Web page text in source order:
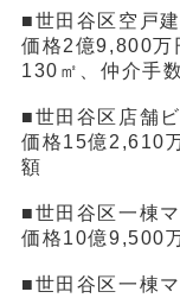
■世田谷区空戸
価格2億9,800万
130㎡、仲介手
■世田谷区店舗
価格15億2,610
額
■世田谷区一棟
価格10億9,500
■世田谷区一棟